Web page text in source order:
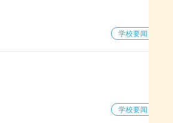
学校要闻
学校要闻